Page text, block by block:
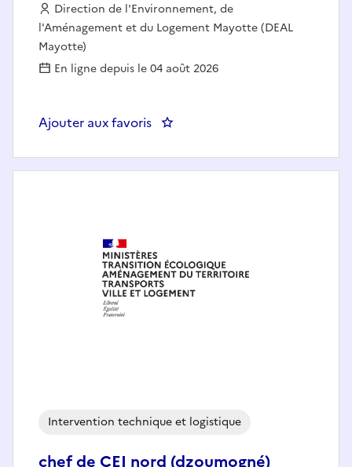
Employeur :
Direction de l'Environnement, de
l'Aménagement et du Logement Mayotte (DEAL
Mayotte)
En ligne depuis le 04 août 2026
Ajouter aux favoris : TG Chargé(e) d'études
chef de CEI nord (dzoumogné)
Intervention technique et logistique